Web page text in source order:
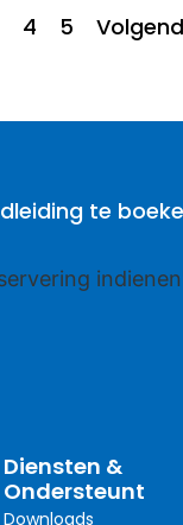
4 5
te
Diensten &
Ondersteunt
Downloads